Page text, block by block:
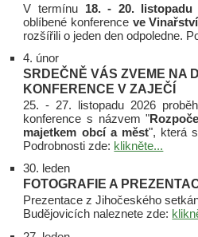
V termínu 18. - 20. listopadu
oblíbené konference ve
rozšířili o jeden den odpoledne.
4. únor
SRDEČNĚ VÁS ZVEME NA
KONFERENCE V ZAJEČÍ
25. - 27. listopadu 2026
konference s názvem "
majetkem obcí a měst", která
Podrobnosti zde: klikněte...
30. leden
FOTOGRAFIE A
Prezentace z Jihočeského
Budějovicích naleznete zde: